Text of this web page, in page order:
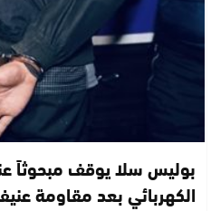
بوليس سلا يوقف مبحوثاً
الكهربائي بعد مقاومة